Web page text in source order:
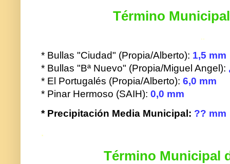
Término
..
* Bullas "Ciudad" (Propia/Alberto): 1,5 mm
* Bullas "Bª Nuevo" (Propia/Miguel Angel):
* El Portugalés (Propia/Alberto): 6,0 mm
* Pinar Hermoso (SAIH): 0,0 mm
* Precipitación Media Municipal: ?? mm
.
Término Municipal